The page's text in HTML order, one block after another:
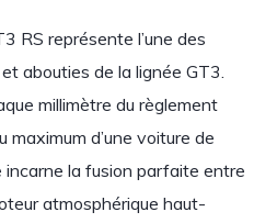
RS représente l’une des
abouties de la lignée GT3.
millimètre du règlement
d’une voiture de
incarne la fusion parfaite entre
atmosphérique haut-